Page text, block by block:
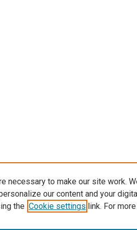
necessary to make our site work.
our content and your
the Cookie settings link. For